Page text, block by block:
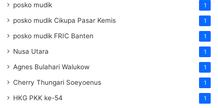
posko mudik 1
posko mudik Cikupa Pasar Kemis 1
posko mudik FRIC Banten 1
Nusa Utara 1
Agnes Bulahari Walukow 1
Cherry Thungari Soeyoenus 1
HKG PKK ke-54 1